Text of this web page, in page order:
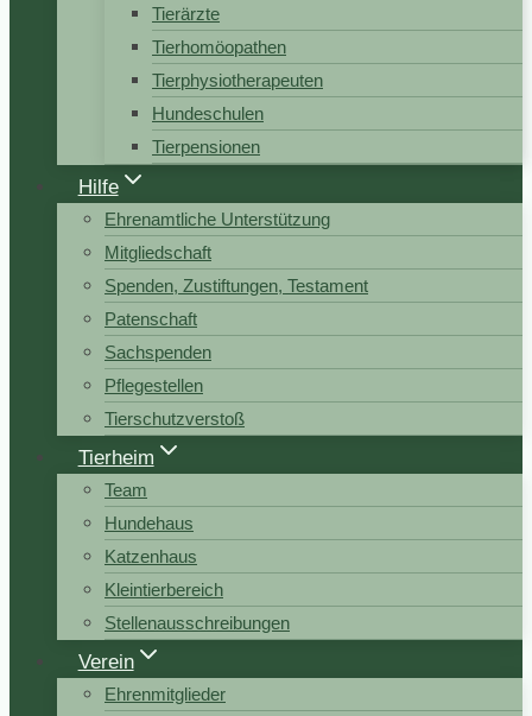
Tierärzte
Tierhomöopathen
Tierphysiotherapeuten
Hundeschulen
Tierpensionen
Hilfe
Ehrenamtliche Unterstützung
Mitgliedschaft
Spenden, Zustiftungen, Testament
Patenschaft
Sachspenden
Pflegestellen
Tierschutzverstoß
Tierheim
Team
Hundehaus
Katzenhaus
Kleintierbereich
Stellenausschreibungen
Verein
Ehrenmitglieder